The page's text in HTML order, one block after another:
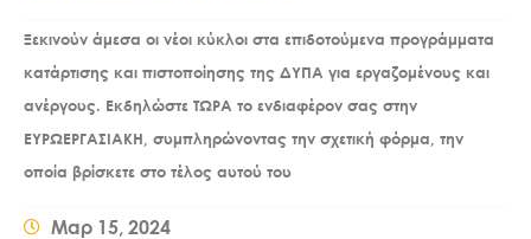
Ξεκινούν άμεσα οι νέοι κύκλοι στα επιδοτούμενα προγράμματα
κατάρτισης και πιστοποίησης της ΔΥΠΑ για εργαζομένους και
ανέργους. Εκδηλώστε ΤΩΡΑ το ενδιαφέρον σας στην
ΕΥΡΩΕΡΓΑΣΙΑΚΗ, συμπληρώνοντας την σχετική φόρμα, την
οποία βρίσκετε στο τέλος αυτού του
Μαρ 15, 2024